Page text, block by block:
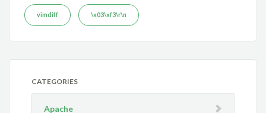
vimdiff \x03\xf3\r\n
CATEGORIES
Apache